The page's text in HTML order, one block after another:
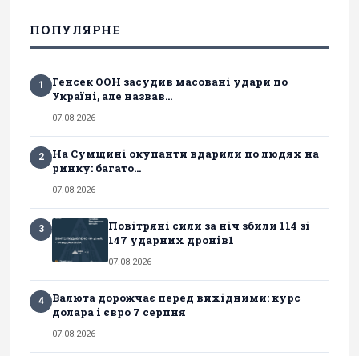
ПОПУЛЯРНЕ
1
Генсек ООН засудив масовані удари по
Україні, але назвав...
07.08.2026
2
На Сумщині окупанти вдарили по людях на
ринку: багато...
07.08.2026
3
Повітряні сили за ніч збили 114 зі
147 ударних дронів1
07.08.2026
4
Валюта дорожчає перед вихідними: курс
долара і євро 7 серпня
07.08.2026